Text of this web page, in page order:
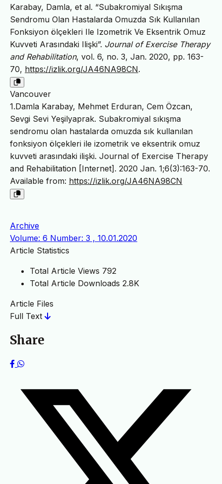
Karabay, Damla, et al. “Subakromiyal Sıkışma
Sendromu Olan Hastalarda Omuzda Sık Kullanılan
Fonksiyon ölçekleri Ile Izometrik Ve Eksentrik Omuz
Kuvveti Arasındaki Ilişki”. Journal of Exercise Therapy
and Rehabilitation, vol. 6, no. 3, Jan. 2020, pp. 163-
70, https://izlik.org/JA46NA98CN.
Vancouver
1.Damla Karabay, Mehmet Erduran, Cem Özcan,
Sevgi Sevi Yeşilyaprak. Subakromiyal sıkışma
sendromu olan hastalarda omuzda sık kullanılan
fonksiyon ölçekleri ile izometrik ve eksentrik omuz
kuvveti arasındaki ilişki. Journal of Exercise Therapy
and Rehabilitation [Internet]. 2020 Jan. 1;6(3):163-70.
Available from: https://izlik.org/JA46NA98CN
Archive
Volume: 6 Number: 3 , 10.01.2020
Article Statistics
Total Article Views 792
Total Article Downloads 2.8K
Article Files
Full Text
Share